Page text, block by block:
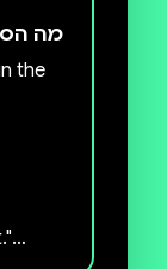
מה
the